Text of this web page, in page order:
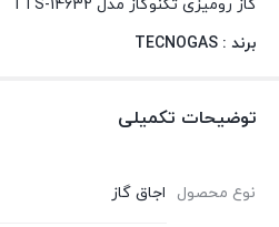
گاز رومیزی تکنوگاز مدل TTS-14632
برند : TECNOGAS
توضیحات تکمیلی
نوع محصول اجاق گاز